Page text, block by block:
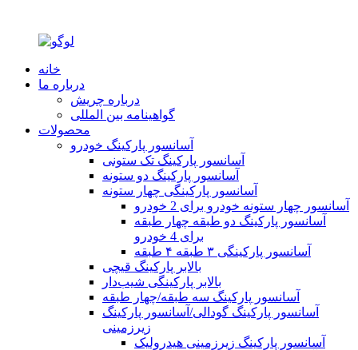
خانه
درباره ما
درباره چریش
گواهینامه بین المللی
محصولات
آسانسور پارکینگ خودرو
آسانسور پارکینگ تک ستونی
آسانسور پارکینگ دو ستونه
آسانسور پارکینگی چهار ستونه
آسانسور چهار ستونه خودرو برای 2 خودرو
آسانسور پارکینگ دو طبقه چهار طبقه
برای 4 خودرو
آسانسور پارکینگی ۳ طبقه ۴ طبقه
بالابر پارکینگ قیچی
بالابر پارکینگی شیب‌دار
آسانسور پارکینگ سه طبقه/چهار طبقه
آسانسور پارکینگ گودالی/آسانسور پارکینگ
زیرزمینی
آسانسور پارکینگ زیرزمینی هیدرولیک